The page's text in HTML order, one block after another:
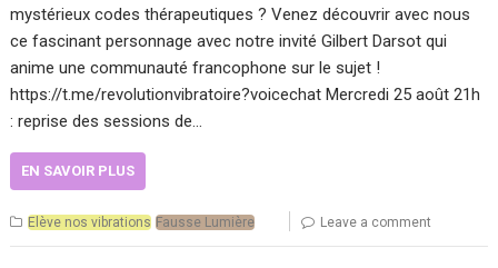
mystérieux codes thérapeutiques ? Venez découvrir avec nous
ce fascinant personnage avec notre invité Gilbert Darsot qui
anime une communauté francophone sur le sujet !
https://t.me/revolutionvibratoire?voicechat Mercredi 25 août 21h
: reprise des sessions de…
EN SAVOIR PLUS
Elève nos vibrations Fausse Lumière Leave a comment